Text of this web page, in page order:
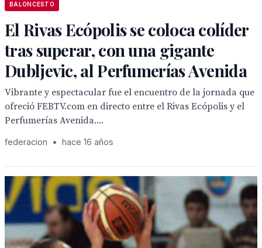
BALONCESTO
El Rivas Ecópolis se coloca colíder
tras superar, con una gigante
Dubljevic, al Perfumerías Avenida
Vibrante y espectacular fue el encuentro de la jornada que
ofreció FEBTV.com en directo entre el Rivas Ecópolis y el
Perfumerías Avenida....
federacion • hace 16 años